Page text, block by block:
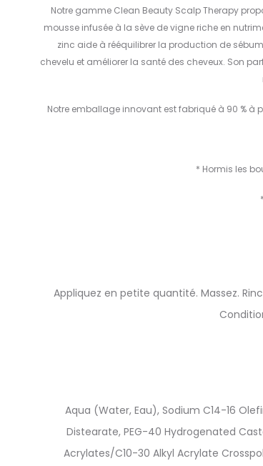
Notre gamme Clean Beauty Scalp Therapy
mousse infusée à la sève de vigne riche en
zinc aide à rééquilibrer la production de
chevelu et améliorer la santé des cheveux. Son
Notre emballage innovant est fabriqué à 90 % à
* Hormis les
Appliquez en petite quantité. Massez.
Aqua (Water, Eau), Sodium C14-16
Distearate, PEG-40 Hydrogenated
Acrylates/C10-30 Alkyl Acrylate